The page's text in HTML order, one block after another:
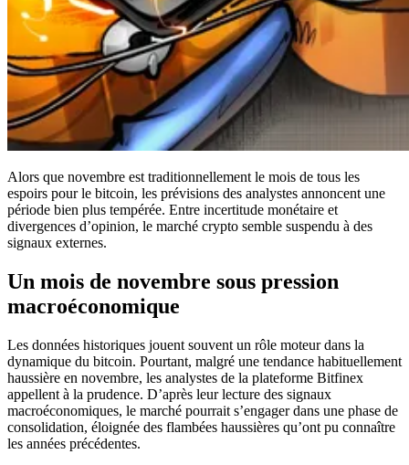
Alors que novembre est traditionnellement le mois de tous les
espoirs pour le bitcoin, les prévisions des analystes annoncent une
période bien plus tempérée. Entre incertitude monétaire et
divergences d’opinion, le marché crypto semble suspendu à des
signaux externes.
Un mois de novembre sous pression
macroéconomique
Les données historiques jouent souvent un rôle moteur dans la
dynamique du bitcoin. Pourtant, malgré une tendance habituellement
haussière en novembre, les analystes de la plateforme Bitfinex
appellent à la prudence. D’après leur lecture des signaux
macroéconomiques, le marché pourrait s’engager dans une phase de
consolidation, éloignée des flambées haussières qu’ont pu connaître
les années précédentes.